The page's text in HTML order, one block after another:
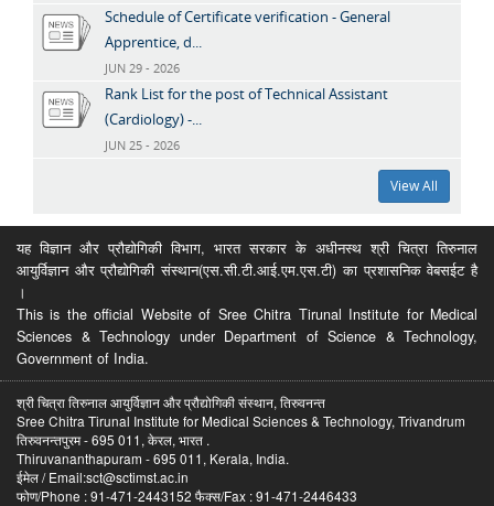
Schedule of Certificate verification - General
Apprentice, d...
JUN 29 - 2026
Rank List for the post of Technical Assistant
(Cardiology) -...
JUN 25 - 2026
View All
यह विज्ञान और प्रौद्योगिकी विभाग, भारत सरकार के अधीनस्थ श्री चित्रा तिरुनाल
आयुर्विज्ञान और प्रौद्योगिकी संस्थान(एस.सी.टी.आई.एम.एस.टी) का प्रशासनिक वेबसईट है
।
This is the official Website of Sree Chitra Tirunal Institute for Medical
Sciences & Technology under Department of Science & Technology,
Government of India.
श्री चित्रा तिरुनाल आयुर्विज्ञान और प्रौद्योगिकी संस्थान, तिरुवनन्त
Sree Chitra Tirunal Institute for Medical Sciences & Technology, Trivandrum
तिरुवनन्तपुरम - 695 011, केरल, भारत .
Thiruvananthapuram - 695 011, Kerala, India.
ईमेल / Email:sct@sctimst.ac.in
फोण/Phone : 91-471-2443152 फैक्स/Fax : 91-471-2446433